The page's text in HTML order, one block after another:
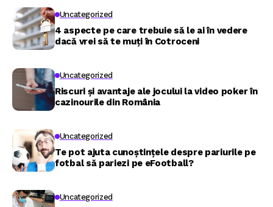
Uncategorized
4 aspecte pe care trebuie să le ai în vedere
dacă vrei să te muți în Cotroceni
Uncategorized
Riscuri și avantaje ale jocului la video poker în
cazinourile din România
Uncategorized
Te pot ajuta cunoștințele despre pariurile pe
fotbal să pariezi pe eFootball?
Uncategorized